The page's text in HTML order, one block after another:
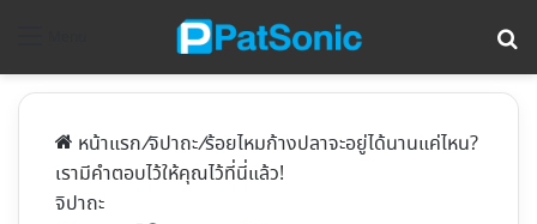
หน้าแรก/จิปาถะ/ร้อยไหมก้างปลาจะอยู่ได้นานแค่ไหน?
เรามีคำตอบไว้ให้คุณไว้ที่นี่แล้ว!
จิปาถะ